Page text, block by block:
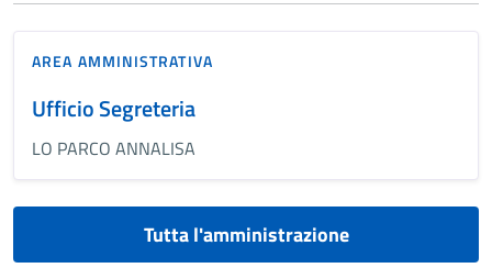
AREA AMMINISTRATIVA
Ufficio Segreteria
LO PARCO ANNALISA
Tutta l'amministrazione